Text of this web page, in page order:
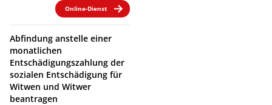
Online-Dienst
Abfindung anstelle einer
monatlichen
Entschädigungszahlung der
sozialen Entschädigung für
Witwen und Witwer
beantragen